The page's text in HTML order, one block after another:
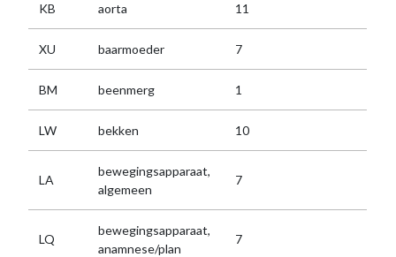
KB aorta 11
XU baarmoeder 7
BM beenmerg 1
LW bekken 10
LA
bewegingsapparaat,
algemeen
7
LQ
bewegingsapparaat,
anamnese/plan
7